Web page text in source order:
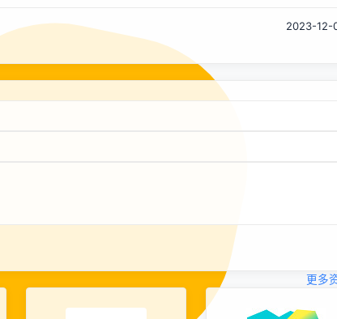
障都给我们敲响了警钟，必须建设快速恢复的能力。出现问
几乎不可避免，但如果能控制影响范围、缩短影响时间，也就
能把损失降到最低。 我经历过的公司，做交易的和做中间件
2023-12-
更多